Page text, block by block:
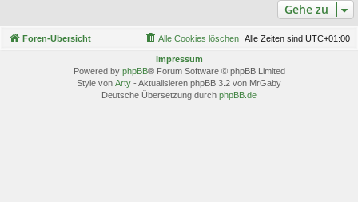
Gehe zu
Foren-Übersicht Alle Zeiten sind UTC+01:00
Alle Cookies löschen
Impressum
Powered by phpBB® Forum Software © phpBB Limited
Style von Arty - Aktualisieren phpBB 3.2 von MrGaby
Deutsche Übersetzung durch phpBB.de